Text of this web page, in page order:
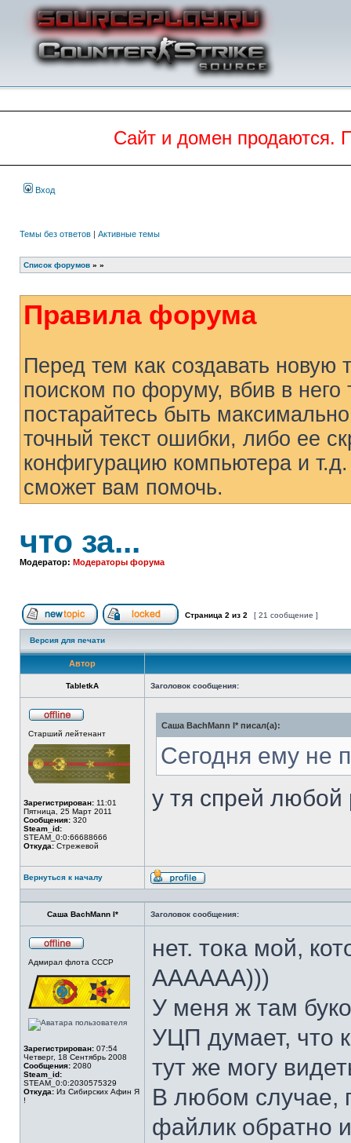
Сайт и домен продаются.
Вход
Темы без ответов | Активные темы
Список форумов » »
Правила форума
Перед тем как создавать новую
поиском по форуму, вбив в
постарайтесь быть
точный текст ошибки, либо ее
конфигурацию компьютера и
сможет вам помочь.
что за...
Модератор: Модераторы форума
Начать новую тему Эта тема закрыта, вы не можете
Страница 2 из 2 [ 21 сообщение ]
Версия для печати
Автор
TabletkA Заголовок сообщения:
в
сети
Старший лейтенант
Зарегистрирован: 11:01
Пятница, 25 Март 2011
Сообщения: 320
Steam_id:
STEAM_0:0:66688666
Откуда: Стрежевой
Саша BachMann I* писал(а):
Сегодня ему не
у тя спрей любой
Вернуться к началу
Профиль
Саша BachMann I* Заголовок сообщения:
в
Адмирал флота СССР
Зарегистрирован: 07:54
Четверг, 18 Сентябрь 2008
Сообщения: 2080
Steam_id:
STEAM_0:0:2030575329
Откуда: Из Сибирских Афин Я
!
нет. тока мой,
АААААА)))
У меня ж там
УЦП думает, что
тут же могу
В любом случае,
файлик обратно